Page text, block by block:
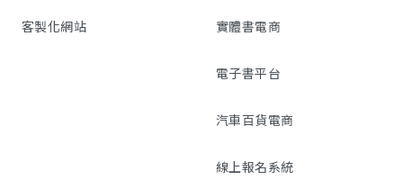
客製化網站 實體書電商
電子書平台
汽車百貨電商
線上報名系統